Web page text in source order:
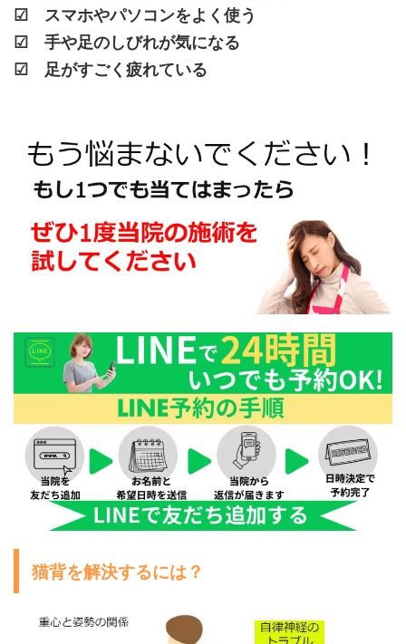
☑ スマホやパソコンをよく使う
☑ 手や足のしびれが気になる
☑ 足がすごく疲れている
猫背を解決するには？